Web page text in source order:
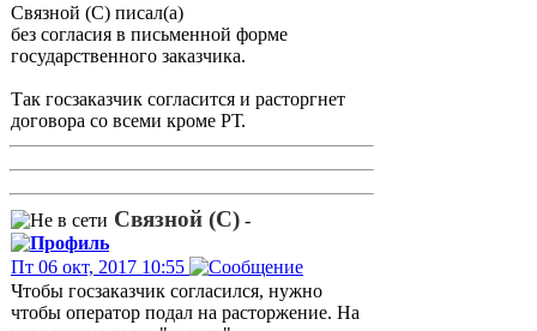
Связной (С) писал(а)
без согласия в письменной форме
государственного заказчика.
Так госзаказчик согласится и расторгнет
договора со всеми кроме РТ.
Связной (С) -
Пт 06 окт, 2017 10:55
Чтобы госзаказчик согласился, нужно
чтобы оператор подал на расторжение. На